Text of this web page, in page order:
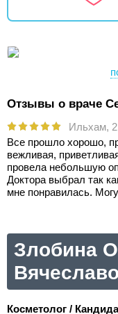
Отзывы о враче
Ильхам,
Все прошло хорошо,
вежливая,
провела небольшую
Доктора выбрал так
мне понравилась.
Злобина
Косметолог /